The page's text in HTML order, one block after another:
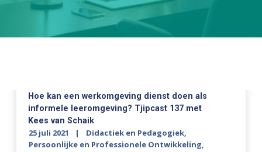
Hoe kan een werkomgeving dienst doen als
informele leeromgeving? Tjipcast 137 met
Kees van Schaik
25 juli 2021 Didactiek en Pedagogiek,
Persoonlijke en Professionele Ontwikkeling,